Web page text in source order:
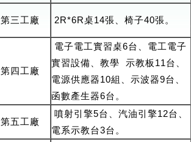
第三工廠 2R*6R桌14張、椅子40張。
第四工廠
電子電工實習桌6台、電工電子
實習設備、教學 示教板11台、
電源供應器10組、示波器9台、
函數產生器6台。
第五工廠
噴射引擎5台、汽油引擎12台、
電系示教台3台。